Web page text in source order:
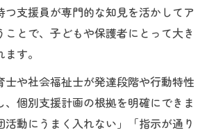
つ支援員が専門的な知見を活かしてア
ことで、子どもや保護者にとって大き
す。
士や社会福祉士が発達段階や行動特性
、個別支援計画の根拠を明確にできま
活動にうまく入れない」「指示が通り